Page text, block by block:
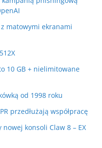
matowymi ekranami
10 GB + nielimitowane
od 1998 roku
przedłużają współpracę
konsoli Claw 8 – EX